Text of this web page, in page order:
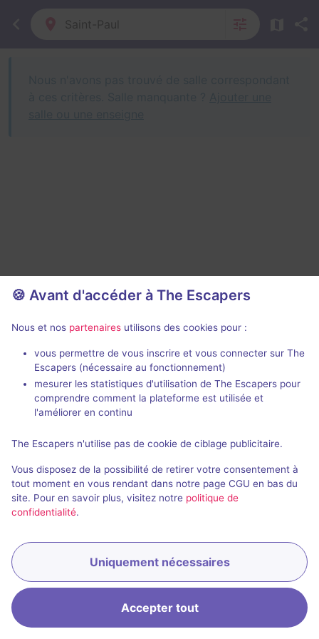
Accueil Recherche Connexion Menu
Saint-Paul
🍪 Avant d'accéder à The Escapers
Nous et nos partenaires utilisons des cookies pour :
vous permettre de vous inscrire et vous connecter sur The
Escapers (nécessaire au fonctionnement)
mesurer les statistiques d'utilisation de The Escapers pour
comprendre comment la plateforme est utilisée et
l'améliorer en continu
The Escapers n'utilise pas de cookie de ciblage publicitaire.
Vous disposez de la possibilité de retirer votre consentement à
tout moment en vous rendant dans notre page CGU en bas du
site. Pour en savoir plus, visitez notre politique de
confidentialité.
Uniquement nécessaires
Accepter tout